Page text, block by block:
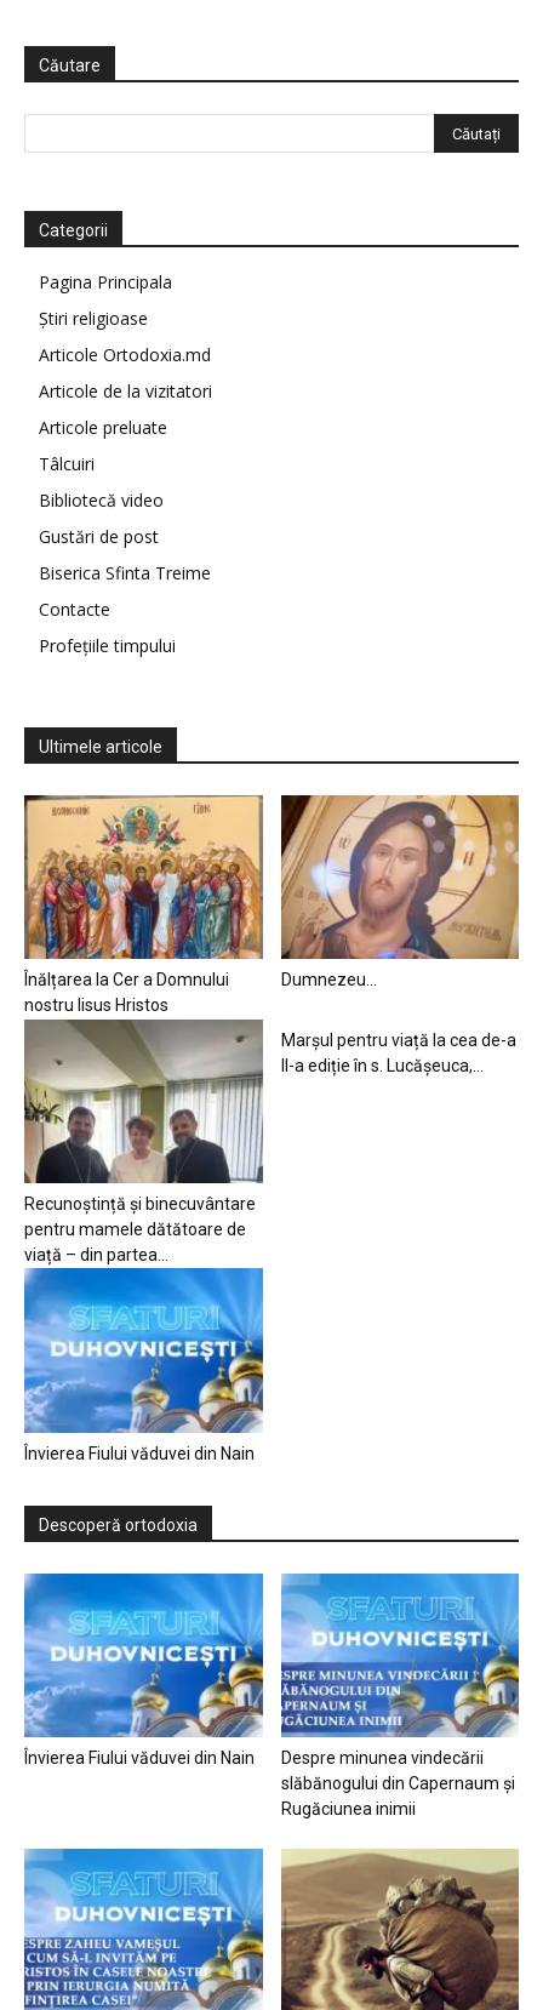
Căutare
Categorii
Pagina Principala
Știri religioase
Articole Ortodoxia.md
Articole de la vizitatori
Articole preluate
Tâlcuiri
Bibliotecă video
Gustări de post
Biserica Sfinta Treime
Contacte
Profețiile timpului
Ultimele articole
Înălțarea la Cer a Domnului
nostru Iisus Hristos
Dumnezeu…
Recunoștință și binecuvântare
pentru mamele dătătoare de
viață – din partea...
Marșul pentru viață la cea de-a
II-a ediție în s. Lucășeuca,...
Învierea Fiului văduvei din Nain
Descoperă ortodoxia
Învierea Fiului văduvei din Nain
Despre minunea vindecării
slăbănogului din Capernaum și
Rugăciunea inimii